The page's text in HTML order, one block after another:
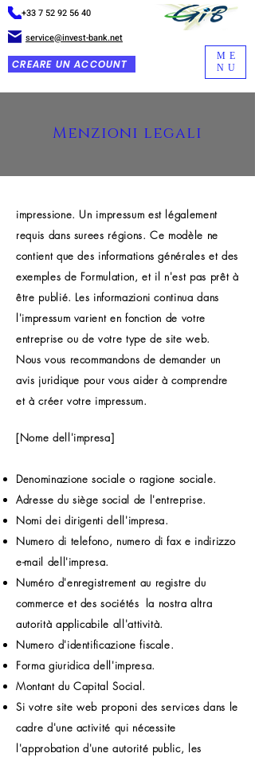
+33 7 52 92 56 40
service@invest-bank.net
CREARE UN ACCOUNT
ME
NU
Menzioni legali
impressione. Un impressum est légalement
requis dans surees régions. Ce modèle ne
contient que des informations générales et des
exemples de Formulation, et il n'est pas prêt à
être publié. Les informazioni continua dans
l'impressum varient en fonction de votre
entreprise ou de votre type de site web.
Nous vous recommandons de demander un
avis juridique pour vous aider à comprendre
et à créer votre impressum.
[Nome dell'impresa]
Denominazione sociale o ragione sociale.
Adresse du siège social de l'entreprise.
Nomi dei dirigenti dell'impresa.
Numero di telefono, numero di fax e indirizzo
e-mail dell'impresa.
Numéro d'enregistrement au registre du
commerce et des sociétés la nostra altra
autorità applicabile all'attività.
Numero d'identificazione fiscale.
Forma giuridica dell'impresa.
Montant du Capital Social.
Si votre site web proponi des services dans le
cadre d'une activité qui nécessite
l'approbation d'une autorité public, les